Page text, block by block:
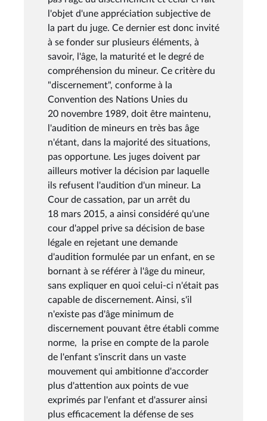
l'objet d'une appréciation subjective de
la part du juge. Ce dernier est donc invité
à se fonder sur plusieurs éléments, à
savoir, l'âge, la maturité et le degré de
compréhension du mineur. Ce critère du
"discernement", conforme à la
Convention des Nations Unies du
20 novembre 1989, doit être maintenu,
l'audition de mineurs en très bas âge
n'étant, dans la majorité des situations,
pas opportune. Les juges doivent par
ailleurs motiver la décision par laquelle
ils refusent l'audition d'un mineur. La
Cour de cassation, par un arrêt du
18 mars 2015, a ainsi considéré qu'une
cour d'appel prive sa décision de base
légale en rejetant une demande
d'audition formulée par un enfant, en se
bornant à se référer à l'âge du mineur,
sans expliquer en quoi celui-ci n'était pas
capable de discernement. Ainsi, s'il
n'existe pas d'âge minimum de
discernement pouvant être établi comme
norme, la prise en compte de la parole
de l'enfant s'inscrit dans un vaste
mouvement qui ambitionne d'accorder
plus d'attention aux points de vue
exprimés par l'enfant et d'assurer ainsi
plus efficacement la défense de ses